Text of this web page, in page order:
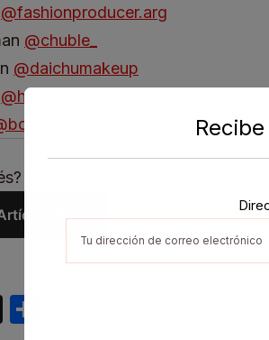
@fashionproducer.arg
@chuble_
@daichumakeup
@hil_fajardo
Guarda este artículo:
PDF
Threads